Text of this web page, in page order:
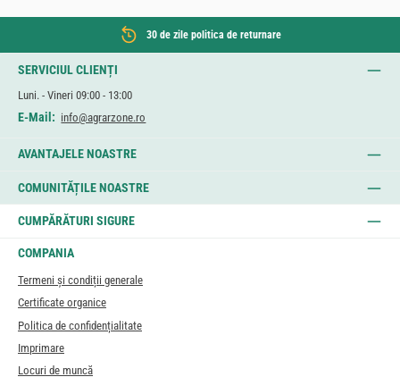
30 de zile politica de returnare
SERVICIUL CLIENȚI
Luni. - Vineri 09:00 - 13:00
E-Mail: info@agrarzone.ro
AVANTAJELE NOASTRE
COMUNITĂȚILE NOASTRE
CUMPĂRĂTURI SIGURE
COMPANIA
Termeni și condiții generale
Certificate organice
Politica de confidențialitate
Imprimare
Locuri de muncă